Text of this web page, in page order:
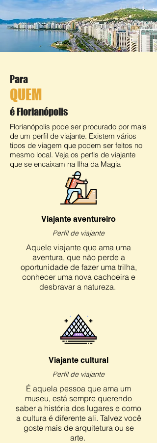
Para
QUEM
é Florianópolis
Florianópolis pode ser procurado por mais
de um perfil de viajante. Existem vários
tipos de viagem que podem ser feitos no
mesmo local. Veja os perfis de viajante
que se encaixam na Ilha da Magia
Viajante aventureiro
Perfil de viajante
Aquele viajante que ama uma
aventura, que não perde a
oportunidade de fazer uma trilha,
conhecer uma nova cachoeira e
desbravar a natureza.
Viajante cultural
Perfil de viajante
É aquela pessoa que ama um
museu, está sempre querendo
saber a história dos lugares e como
a cultura é diferente ali. Talvez você
goste mais de arquitetura ou se
arte.